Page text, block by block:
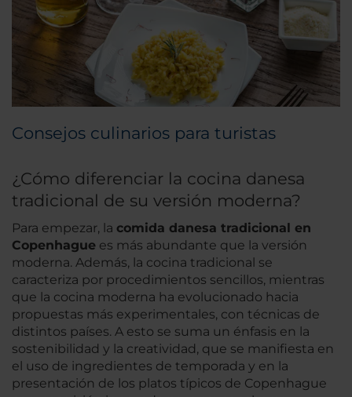
Consejos culinarios para turistas
¿Cómo diferenciar la cocina danesa
tradicional de su versión moderna?
Para empezar, la comida danesa tradicional en
Copenhague es más abundante que la versión
moderna. Además, la cocina tradicional se
caracteriza por procedimientos sencillos, mientras
que la cocina moderna ha evolucionado hacia
propuestas más experimentales, con técnicas de
distintos países. A esto se suma un énfasis en la
sostenibilidad y la creatividad, que se manifiesta en
el uso de ingredientes de temporada y en la
presentación de los platos típicos de Copenhague